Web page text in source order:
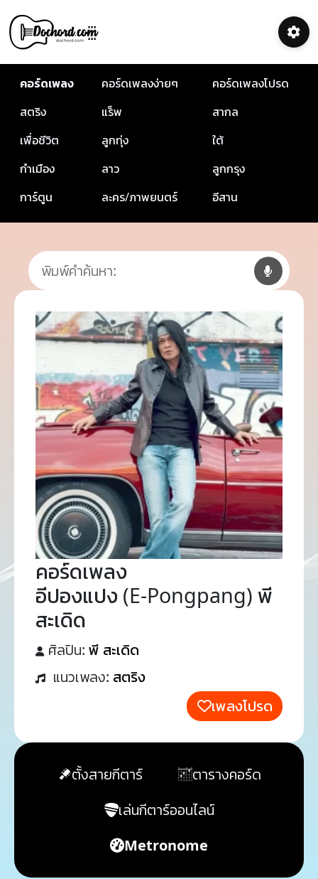
คอร์ดเพลง คอร์ดเพลงง่ายๆ
คอร์ดเพลงโปรด
สตริง
แร็พ
สากล
เพื่อชีวิต
ลูกทุ่ง
ใต้
กำเมือง
ลาว
ลูกกรุง
การ์ตูน
ละคร/ภาพยนตร์ อีสาน
คอร์ดเพลง
อีปองแปง (E-Pongpang) พี
สะเดิด
ศิลปิน: พี สะเดิด
แนวเพลง: สตริง
เพลงโปรด
ตั้งสายกีตาร์
ตารางคอร์ด
เล่นกีตาร์ออนไลน์
Metronome